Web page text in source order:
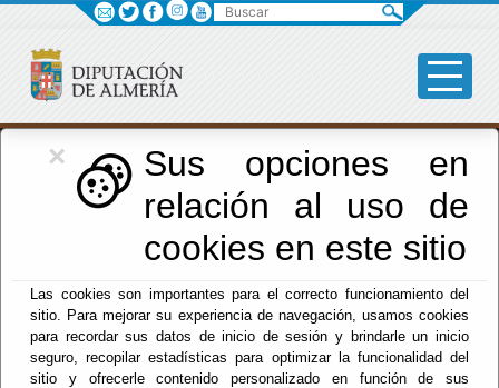
×
Sus opciones en
relación al uso de
cookies en este sitio
Las cookies son importantes para el correcto funcionamiento del
sitio. Para mejorar su experiencia de navegación, usamos cookies
para recordar sus datos de inicio de sesión y brindarle un inicio
seguro, recopilar estadísticas para optimizar la funcionalidad del
sitio y ofrecerle contenido personalizado en función de sus
Formación
Menú Formación
Actualidad
Buscar